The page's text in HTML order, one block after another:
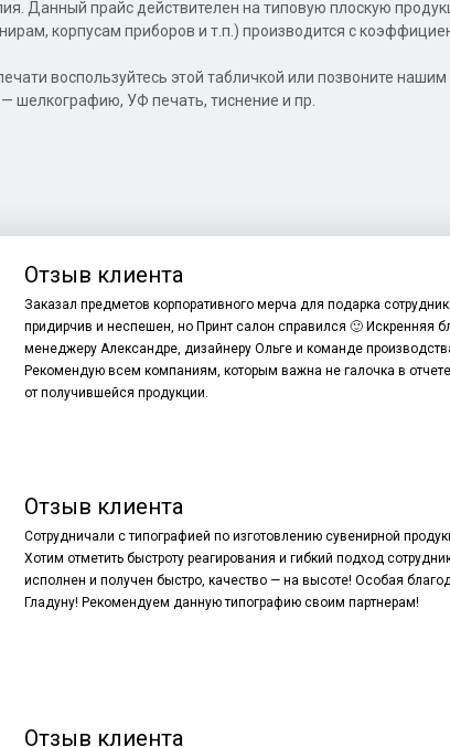
Данный прайс действителен на типовую плоскую
корпусам приборов и т.п.) производится с
воспользуйтесь этой табличкой или позвоните
шелкографию, УФ печать, тиснение и пр.
Отзыв клиента
Заказал предметов корпоративного мерча для подарка
придирчив и неспешен, но Принт салон справился 🙂 Искренняя
менеджеру Александре, дизайнеру Ольге и команде
Рекомендую всем компаниям, которым важна не галочка в
от получившейся продукции.
Отзыв клиента
Сотрудничали с типографией по изготовлению сувенирной
Хотим отметить быстроту реагирования и гибкий подход
исполнен и получен быстро, качество — на высоте! Особая
Гладуну! Рекомендуем данную типографию своим партнерам!
Отзыв клиента